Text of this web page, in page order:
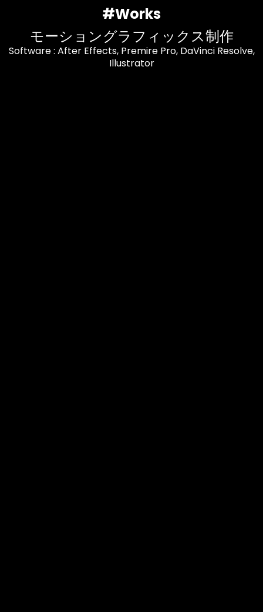
#Works
モーショングラフィックス制作
Software : After Effects, Premire Pro, DaVinci Resolve,
Illustrator